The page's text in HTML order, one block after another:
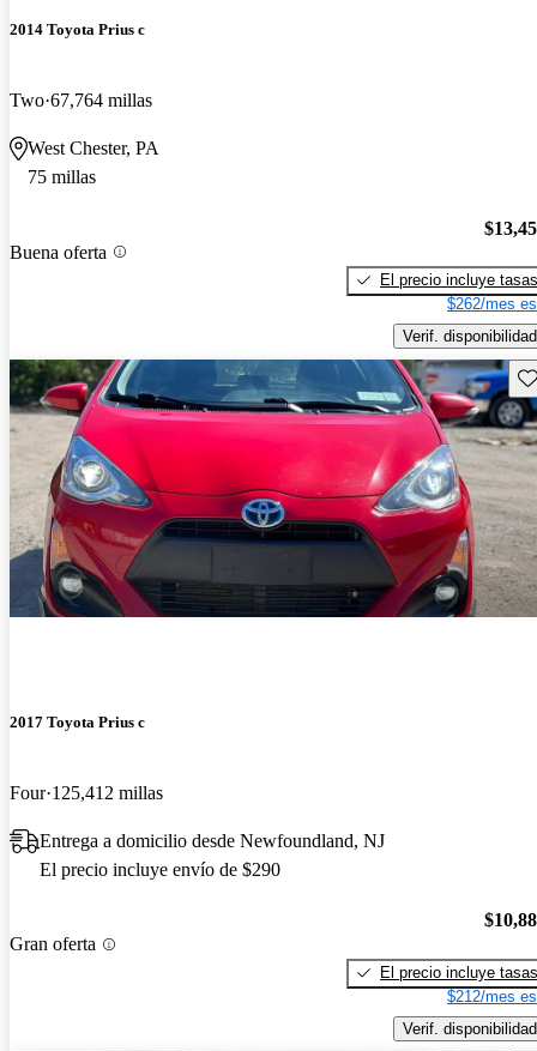
2014 Toyota Prius c
Two 67,764 millas
West Chester, PA
75 millas
Buena oferta
El precio incluye tasas
$262/mes
Verif. disponibilidad
2017 Toyota Prius c
Four 125,412 millas
Entrega a domicilio desde Newfoundland, NJ
El precio incluye envío de $290
Gran oferta
El precio incluye tasas
$212/mes
Verif. disponibilidad